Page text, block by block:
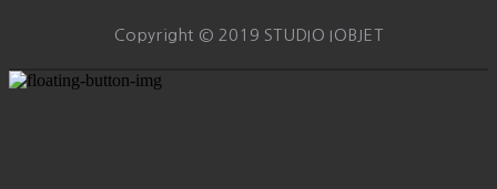
Copyright © 2019 STUDIO IOBJET